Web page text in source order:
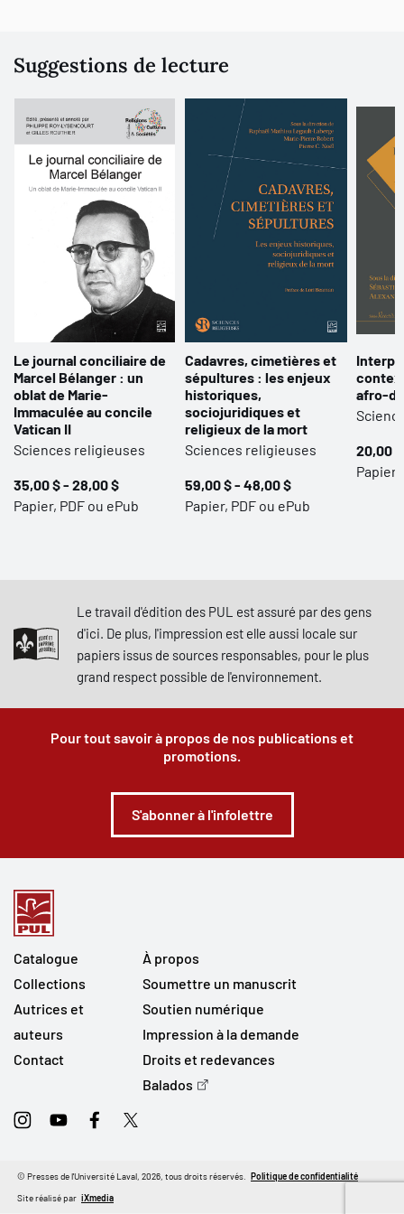
Suggestions de lecture
Le journal conciliaire de
Marcel Bélanger : un
oblat de Marie-
Immaculée au concile
Vatican II
Sciences religieuses
35,00 $ - 28,00 $
Papier, PDF ou ePub
Cadavres, cimetières et
sépultures : les enjeux
historiques,
sociojuridiques et
religieux de la mort
Sciences religieuses
59,00 $ - 48,00 $
Papier, PDF ou ePub
afro-
20,00
Papier,
Le travail d'édition des PUL est assuré par des gens
d'ici. De plus, l'impression est elle aussi locale sur
papiers issus de sources responsables, pour le plus
grand respect possible de l'environnement.
Pour tout savoir à propos de nos publications et
promotions.
S'abonner à l'infolettre
Catalogue
Collections
Autrices et
auteurs
Contact
À propos
Soumettre un manuscrit
Soutien numérique
Impression à la demande
Droits et redevances
Balados
InstagramYoutubeFacebookTwitter
Site réalisé par iXmedia
© Presses de l'Université Laval, 2026, tous droits réservés. Politique de confidentialité